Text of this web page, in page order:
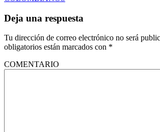
Deja una respuesta
Tu dirección de correo electrónico no será
obligatorios están marcados con *
COMENTARIO